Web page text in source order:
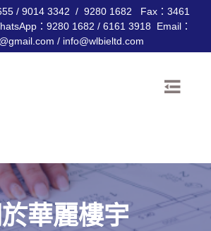
/ 9014 3342 / 9280 1682 Fax：3461
：9280 1682 / 6161 3918 Email：
/ info@wlbieltd.com
華麗樓宇